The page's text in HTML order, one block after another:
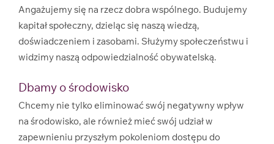
Angażujemy się na rzecz dobra wspólnego. Budujemy
kapitał społeczny, dzieląc się naszą wiedzą,
doświadczeniem i zasobami. Służymy społeczeństwu i
widzimy naszą odpowiedzialność obywatelską.
Dbamy o środowisko
Chcemy nie tylko eliminować swój negatywny wpływ
na środowisko, ale również mieć swój udział w
zapewnieniu przyszłym pokoleniom dostępu do